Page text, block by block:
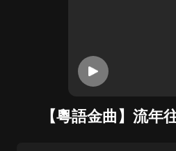
【粵語金曲】流年